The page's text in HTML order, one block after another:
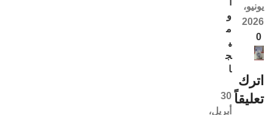
يونيو،
2026
0
اترك
تعليقاً
و
م
ي
ج
ا
30
أبريل،